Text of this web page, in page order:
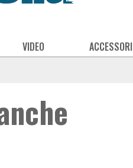
VIDEO ACCESSORI